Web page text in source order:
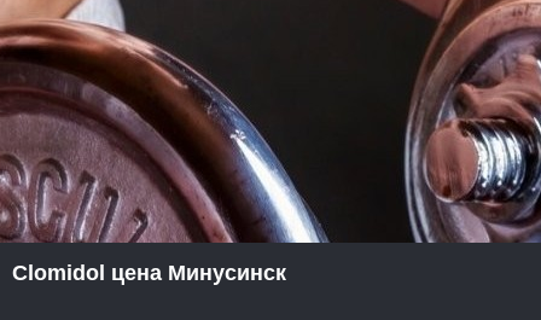
Clomidol цена Минусинск